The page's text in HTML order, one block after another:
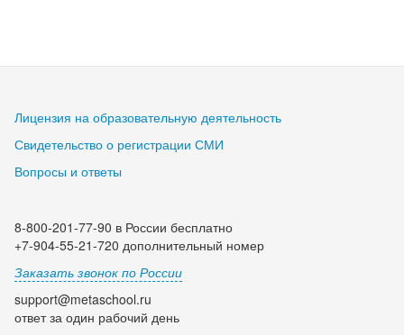
Лицензия на образовательную деятельность
Свидетельство о регистрации СМИ
Вопросы и ответы
8-800-201-77-90 в России бесплатно
+7-904-55-21-720 дополнительный номер
Заказать звонок по России
support@metaschool.ru
ответ за один рабочий день